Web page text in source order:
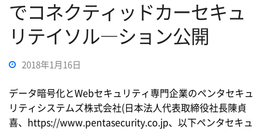
でコネクティッドカーセキュ
リテイソル―ション公開
2018年1月16日
データ暗号化とWebセキュリティ専門企業のペンタセキュ
リティシステムズ株式会社(日本法人代表取締役社長陳貞
喜、https://www.pentasecurity.co.jp、以下ペンタセキュ